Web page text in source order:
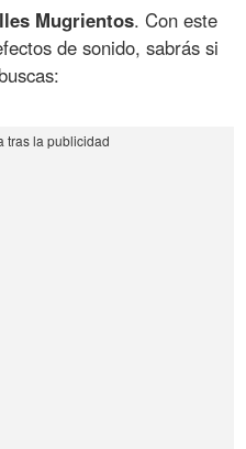
Mugrientos. Con este
de sonido, sabrás si